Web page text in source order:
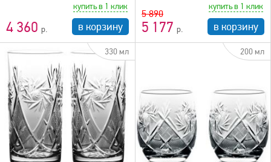
4 360
купить в 1 клик
в корзину
5 890
5 177
купить в 1 клик
в корзину
330 мл 200 мл